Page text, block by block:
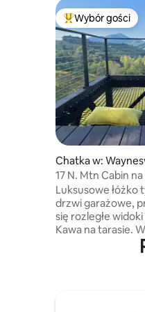
Wybór gości
Chatka w:
17 N. Mtn Cabin
Ranch
Luksusowe łóżko
drzwi garażowe,
się rozległe
Kawa na tarasie. W pełni umeblowana
sypialnia i
Paya,